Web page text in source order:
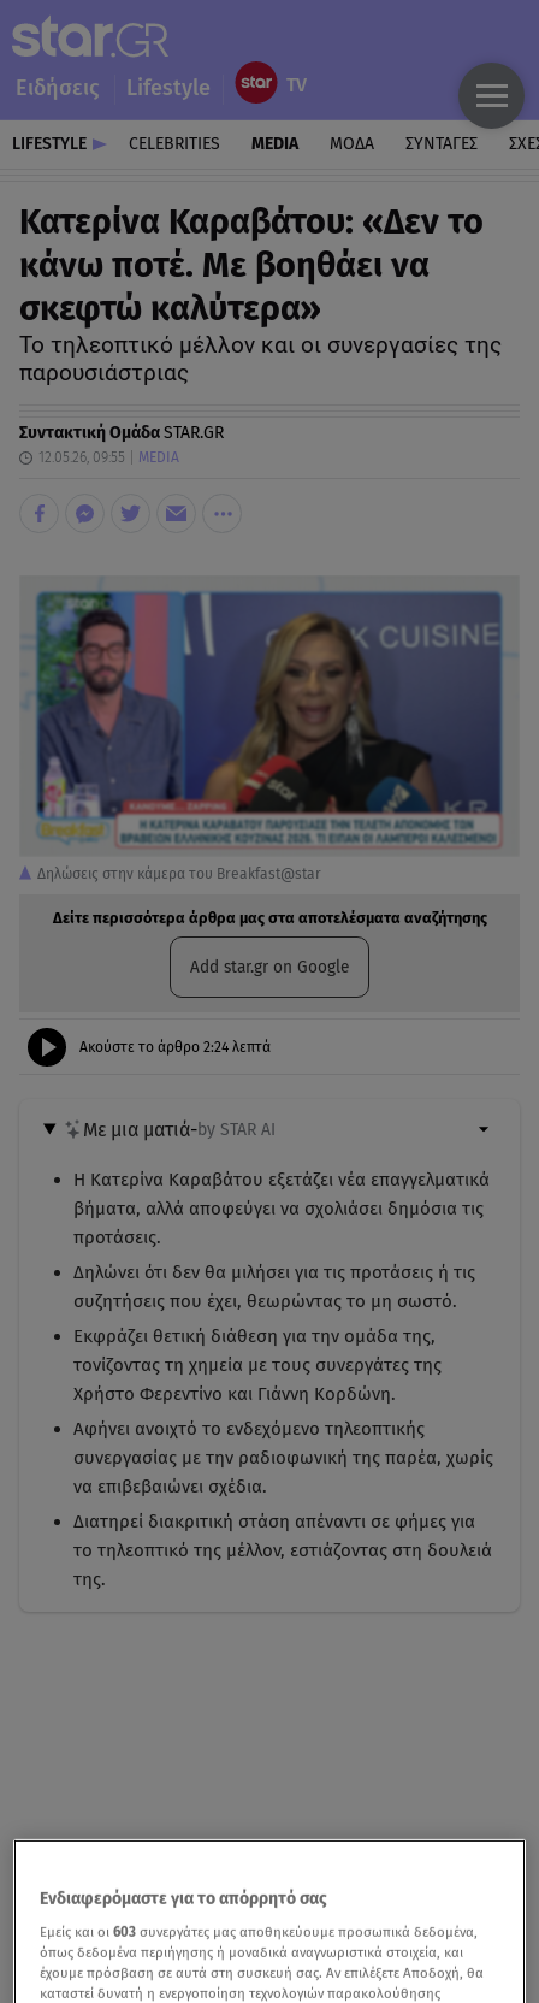
Ειδήσεις Lifestyle
LIFESTYLE CELEBRITIES MEDIA ΜΟΔΑ ΣΥΝΤΑΓΕΣ
Κατερίνα Καραβάτου: «Δεν το
κάνω ποτέ. Με βοηθάει να
σκεφτώ καλύτερα»
Το τηλεοπτικό μέλλον και οι συνεργασίες της
παρουσιάστριας
Συντακτική ΟμάδαSTAR.GR
12.05.26, 09:55 MEDIA
Δηλώσεις στην κάμερα του Breakfast@star
Δείτε περισσότερα άρθρα μας στα αποτελέσματα αναζήτησης
Add star.gr on Google
Ακούστε το άρθρο 2:24 λεπτά
Με μια ματιά-by STAR AI
Η Κατερίνα Καραβάτου εξετάζει νέα επαγγελματικά
βήματα, αλλά αποφεύγει να σχολιάσει δημόσια τις
προτάσεις.
Δηλώνει ότι δεν θα μιλήσει για τις προτάσεις ή τις
συζητήσεις που έχει, θεωρώντας το μη σωστό.
Εκφράζει θετική διάθεση για την ομάδα της,
τονίζοντας τη χημεία με τους συνεργάτες της
Χρήστο Φερεντίνο και Γιάννη Κορδώνη.
Αφήνει ανοιχτό το ενδεχόμενο τηλεοπτικής
συνεργασίας με την ραδιοφωνική της παρέα, χωρίς
να επιβεβαιώνει σχέδια.
Διατηρεί διακριτική στάση απέναντι σε φήμες για
το τηλεοπτικό της μέλλον, εστιάζοντας στη δουλειά
της.
Ενδιαφερόμαστε για το απόρρητό σας
Εμείς και οι603 συνεργάτες μας αποθηκεύουμε προσωπικά δεδομένα,
όπως δεδομένα περιήγησης ή μοναδικά αναγνωριστικά στοιχεία, και
έχουμε πρόσβαση σε αυτά στη συσκευή σας. Αν επιλέξετε Αποδοχή, θα
καταστεί δυνατή η ενεργοποίηση τεχνολογιών παρακολούθησης